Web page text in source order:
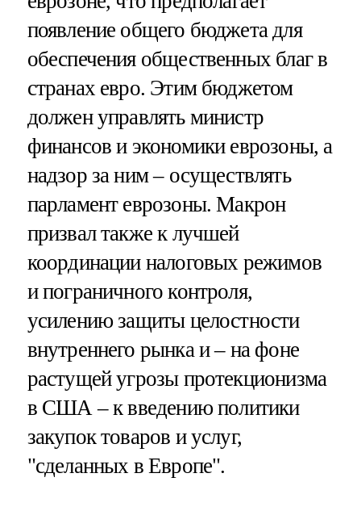
появление общего бюджета для
обеспечения общественных благ в
странах евро. Этим бюджетом
должен управлять министр
финансов и экономики еврозоны, а
надзор за ним – осуществлять
парламент еврозоны. Макрон
призвал также к лучшей
координации налоговых режимов
и пограничного контроля,
усилению защиты целостности
внутреннего рынка и – на фоне
растущей угрозы протекционизма
в США – к введению политики
закупок товаров и услуг,
"сделанных в Европе".